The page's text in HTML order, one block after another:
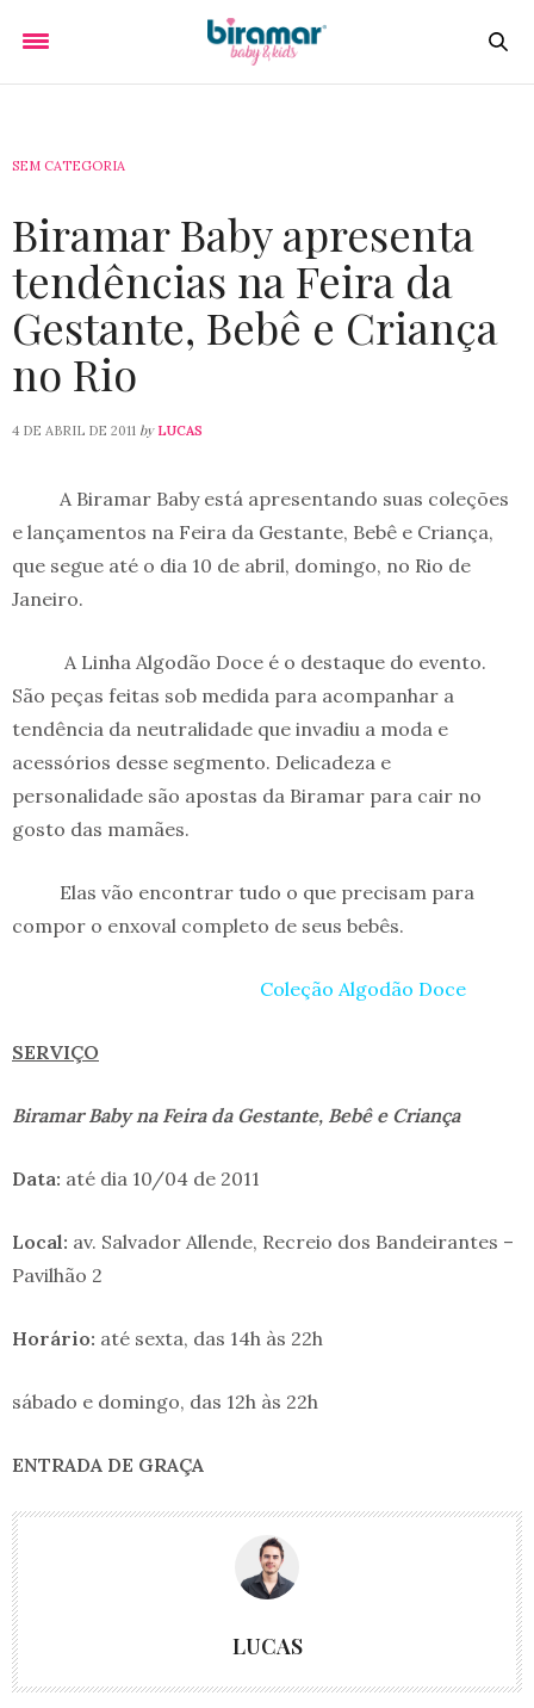
SEM CATEGORIA
Biramar Baby apresenta
tendências na Feira da
Gestante, Bebê e Criança
no Rio
4 DE ABRIL DE 2011 by LUCAS
A Biramar Baby está apresentando suas coleções
e lançamentos na Feira da Gestante, Bebê e Criança,
que segue até o dia 10 de abril, domingo, no Rio de
Janeiro.
A Linha Algodão Doce é o destaque do evento.
São peças feitas sob medida para acompanhar a
tendência da neutralidade que invadiu a moda e
acessórios desse segmento. Delicadeza e
personalidade são apostas da Biramar para cair no
gosto das mamães.
Elas vão encontrar tudo o que precisam para
compor o enxoval completo de seus bebês.
Coleção Algodão Doce
SERVIÇO
Biramar Baby na Feira da Gestante, Bebê e Criança
Data: até dia 10/04 de 2011
Local: av. Salvador Allende, Recreio dos Bandeirantes –
Pavilhão 2
Horário: até sexta, das 14h às 22h
sábado e domingo, das 12h às 22h
ENTRADA DE GRAÇA
LUCAS